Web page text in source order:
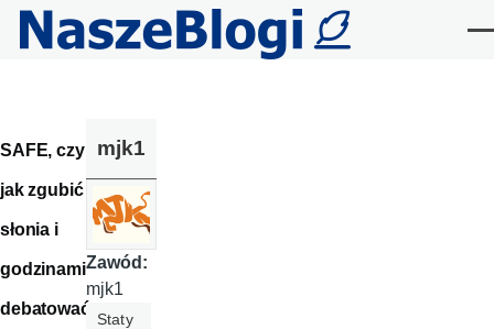
Przejdź do treści
SAFE, czyli
jak zgubić
słonia i
godzinami
debatować
mjk1
Zawód:
mjk1
Staty